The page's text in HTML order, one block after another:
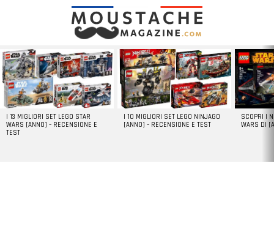
LATEST
STORIES
I 13 MIGLIORI SET LEGO STAR
WARS [ANNO] – RECENSIONE E
TEST
I 10 MIGLIORI SET LEGO NINJAGO
[ANNO] – RECENSIONE E TEST
SCOPRI I
WARS DI